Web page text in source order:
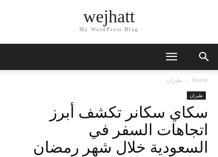
wejhatt
My WordPress Blog
Home طيران
طيران
سكاي سكانر تكشف أبرز
اتجاهات السفر في
السعودية خلال شهر رمضان